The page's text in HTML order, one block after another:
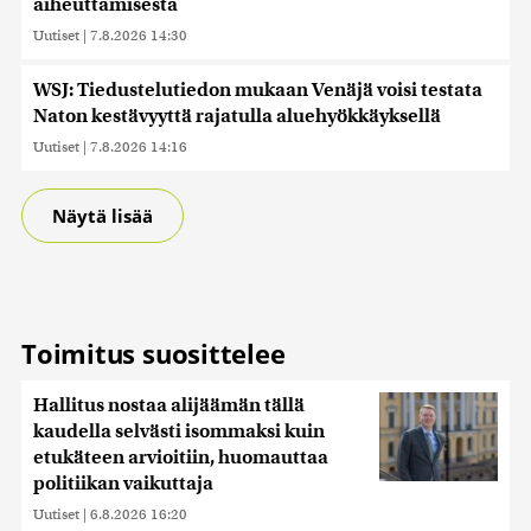
aiheuttamisesta
Uutiset | 7.8.2026 14:30
WSJ: Tiedustelutiedon mukaan Venäjä voisi testata
Naton kestävyyttä rajatulla aluehyökkäyksellä
Uutiset | 7.8.2026 14:16
Näytä lisää
Toimitus suosittelee
Hallitus nostaa alijäämän tällä
kaudella selvästi isommaksi kuin
etukäteen arvioitiin, huomauttaa
politiikan vaikuttaja
Uutiset | 6.8.2026 16:20